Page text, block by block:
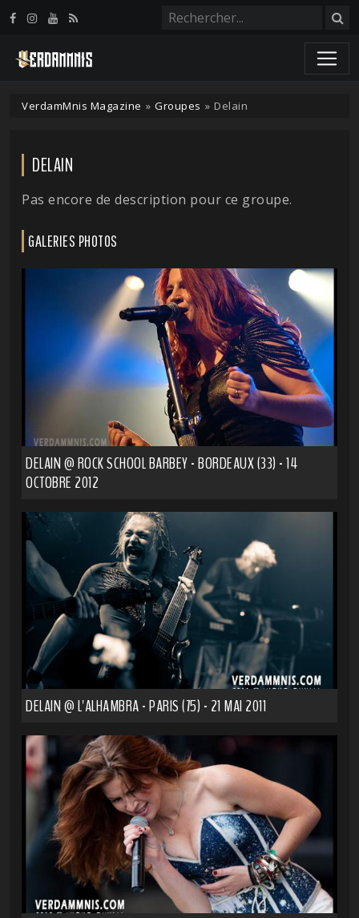
VerdamMnis Magazine » Groupes » Delain
DELAIN
Pas encore de description pour ce groupe.
GALERIES PHOTOS
DELAIN @ ROCK SCHOOL BARBEY - BORDEAUX (33) - 14
OCTOBRE 2012
DELAIN @ L'ALHAMBRA - PARIS (75) - 21 MAI 2011
Panneau de gestion des cookies